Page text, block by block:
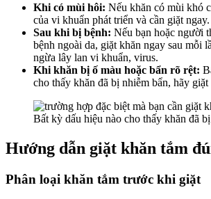
Khi có mùi hôi: Nếu khăn có mùi khó
của vi khuẩn phát triển và cần giặt ngay.
Sau khi bị bệnh: Nếu bạn hoặc người
bệnh ngoài da, giặt khăn ngay sau mỗi
ngừa lây lan vi khuẩn, virus.
Khi khăn bị ố màu hoặc bẩn rõ rệt:
cho thấy khăn đã bị nhiễm bẩn, hãy
Bất kỳ dấu hiệu nào cho thấy khăn đã
Hướng dẫn giặt khăn tắm
Phân loại khăn tắm trước khi giặt